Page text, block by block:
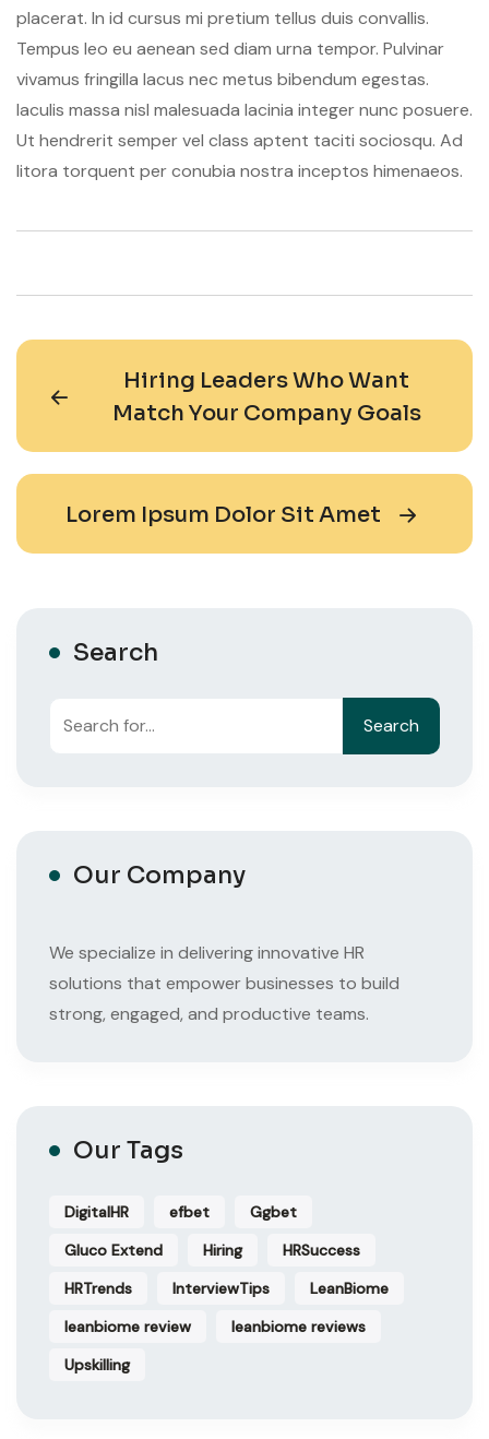
placerat. In id cursus mi pretium tellus duis convallis.
Tempus leo eu aenean sed diam urna tempor. Pulvinar
vivamus fringilla lacus nec metus bibendum egestas.
Iaculis massa nisl malesuada lacinia integer nunc posuere.
Ut hendrerit semper vel class aptent taciti sociosqu. Ad
litora torquent per conubia nostra inceptos himenaeos.
Hiring Leaders Who Want
Match Your Company Goals
Lorem Ipsum Dolor Sit Amet
Search
Search
Our Company
We specialize in delivering innovative HR
solutions that empower businesses to build
strong, engaged, and productive teams.
Our Tags
DigitalHR efbet
Ggbet
Gluco Extend
Hiring
HRSuccess
HRTrends
InterviewTips
LeanBiome
leanbiome review
leanbiome reviews
Upskilling